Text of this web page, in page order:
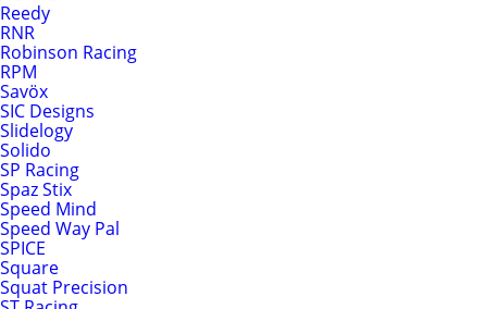
Reedy
RNR
Robinson Racing
RPM
Savöx
SIC Designs
Slidelogy
Solido
SP Racing
Spaz Stix
Speed Mind
Speed Way Pal
SPICE
Square
Squat Precision